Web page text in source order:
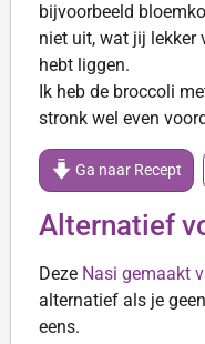
bijvoorbeeld
niet uit, wat jij lekker
hebt liggen.
Ik heb de broccoli
stronk wel even
Ga naar Recept
Alternatief
Deze Nasi gemaakt
alternatief als je
eens.